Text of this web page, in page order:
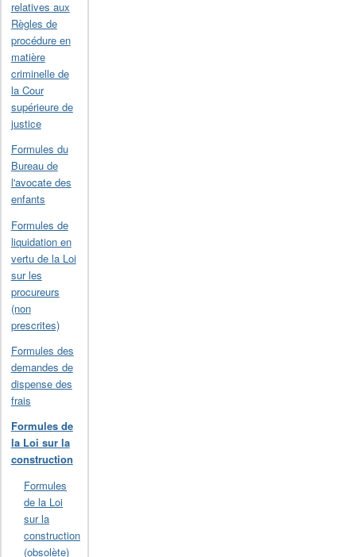
relatives aux
Règles de
procédure en
matière
criminelle de
la Cour
supérieure de
justice
Formules du
Bureau de
l'avocate des
enfants
Formules de
liquidation en
vertu de la Loi
sur les
procureurs
(non
prescrites)
Formules des
demandes de
dispense des
frais
Formules de
la Loi sur la
construction
Formules
de la Loi
sur la
construction
(obsolète)